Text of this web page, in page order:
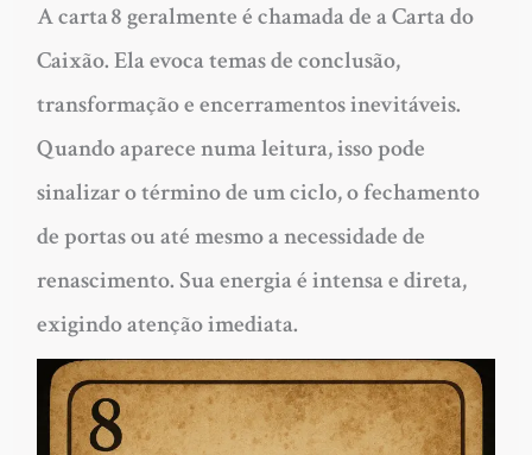
A carta 8 geralmente é chamada dea Carta do
Caixão. Ela evoca temas de conclusão,
transformação e encerramentos inevitáveis.
Quando aparece numa leitura, isso pode
sinalizar o término de um ciclo, o fechamento
de portas ou até mesmo a necessidade de
renascimento. Sua energia é intensa e direta,
exigindo atenção imediata.